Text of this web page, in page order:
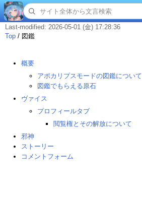
Last-modified: 2026-05-01 (金) 17:28:36
Top / 図鑑
概要
アポカリプスモードの図鑑について
図鑑でもらえる原石
ヴァイス
プロフィールタブ
閲覧権とその解放について
邪神
ストーリー
コメントフォーム